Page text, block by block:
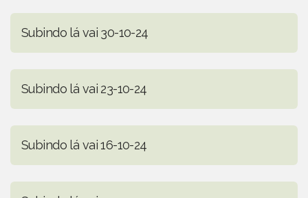
Subindo lá vai 30-10-24
Subindo lá vai 23-10-24
Subindo lá vai 16-10-24